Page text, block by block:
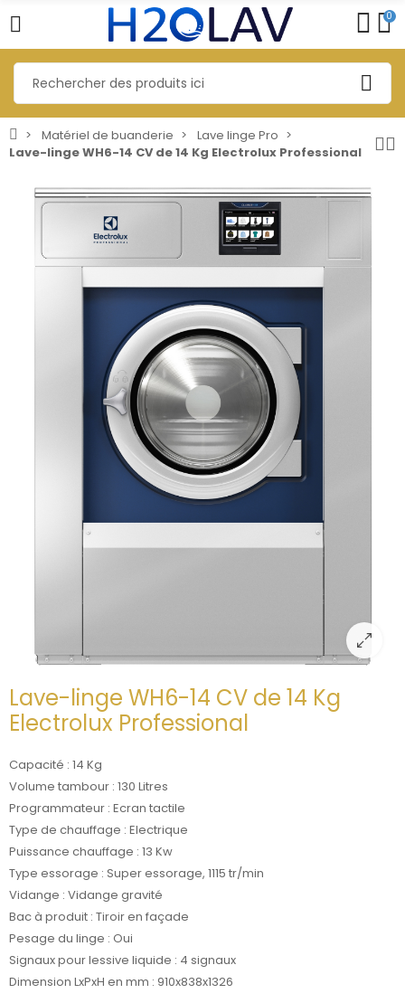
0
Matériel de buanderie
Lave linge Pro
Lave-linge WH6-14 CV de 14 Kg Electrolux Professional
Lave-linge WH6-14 CV de 14 Kg
Electrolux Professional
Capacité : 14 Kg
Volume tambour : 130 Litres
Programmateur : Ecran tactile
Type de chauffage : Electrique
Puissance chauffage : 13 Kw
Type essorage : Super essorage, 1115 tr/min
Vidange : Vidange gravité
Bac à produit : Tiroir en façade
Pesage du linge : Oui
Signaux pour lessive liquide : 4 signaux
Dimension LxPxH en mm : 910x838x1326